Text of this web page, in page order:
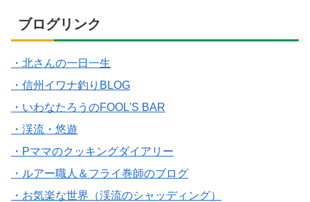
ブログリンク
・北さんの一日一生
・信州イワナ釣りBLOG
・いわなたろうのFOOL'S BAR
・渓流・悠遊
・Pママのクッキングダイアリー
・ルアー職人＆フライ巻師のブログ
・お気楽な世界（渓流のシャッディング）